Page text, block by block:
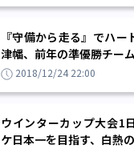
『守備から走る』でハ
津幡、前年の準優勝チー
2018/12/24 22:00
ウインターカップ大会1
ケ日本一を目指す、白熱